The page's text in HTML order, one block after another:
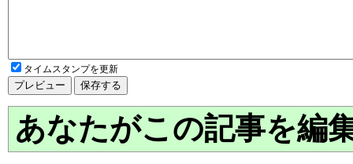
タイムスタンプを更新
あなたがこの記事を編